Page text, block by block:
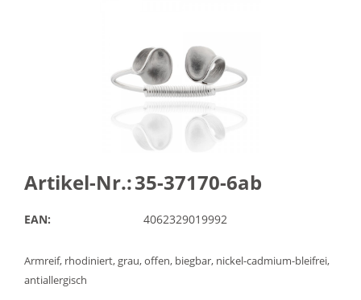
Artikel-Nr.:35-37170-6ab
EAN: 4062329019992
Armreif, rhodiniert, grau, offen, biegbar, nickel-cadmium-bleifrei,
antiallergisch